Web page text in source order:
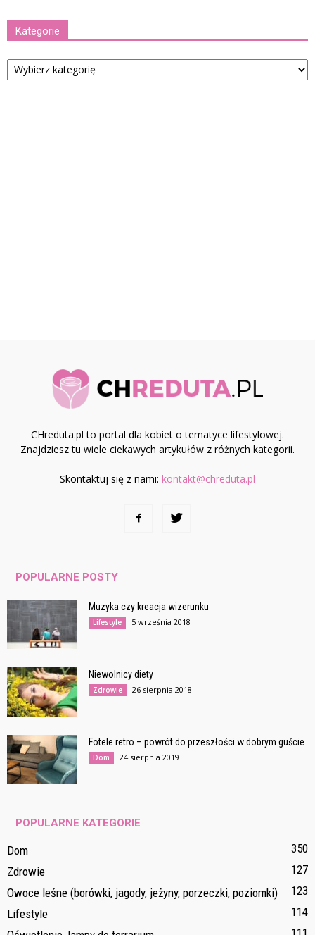
Kategorie
Kategorie
CHreduta.pl to portal dla kobiet o tematyce lifestylowej.
Znajdziesz tu wiele ciekawych artykułów z różnych kategorii.
Skontaktuj się z nami: kontakt@chreduta.pl
POPULARNE POSTY
Muzyka czy kreacja wizerunku
Lifestyle 5 września 2018
Niewolnicy diety
Zdrowie 26 sierpnia 2018
Fotele retro – powrót do przeszłości w dobrym guście
Dom 24 sierpnia 2019
POPULARNE KATEGORIE
Dom
350
Zdrowie
127
Owoce leśne (borówki, jagody, jeżyny, porzeczki, poziomki)
123
Lifestyle
114